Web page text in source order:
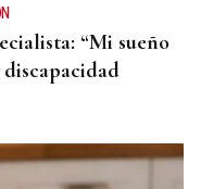
“Mi sueño